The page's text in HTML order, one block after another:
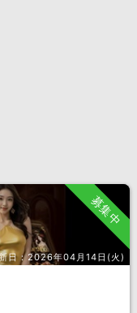
募集中
日： 2026年04月14日(火)